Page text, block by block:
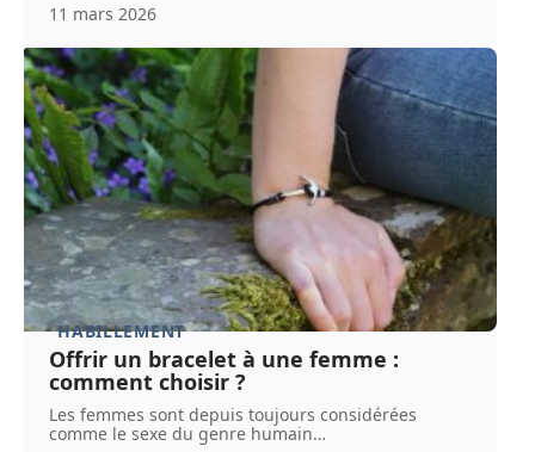
11 mars 2026
HABILLEMENT
Offrir un bracelet à une femme :
comment choisir ?
Les femmes sont depuis toujours considérées
comme le sexe du genre humain…